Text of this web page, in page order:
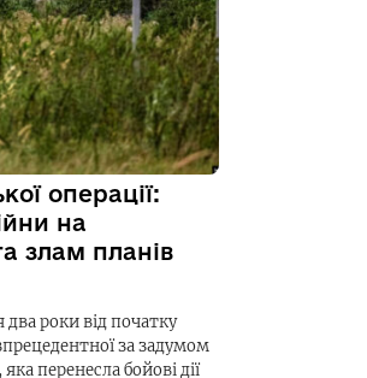
операції:
на
злам планів
роки від початку
за задумом
перенесла бойові дії